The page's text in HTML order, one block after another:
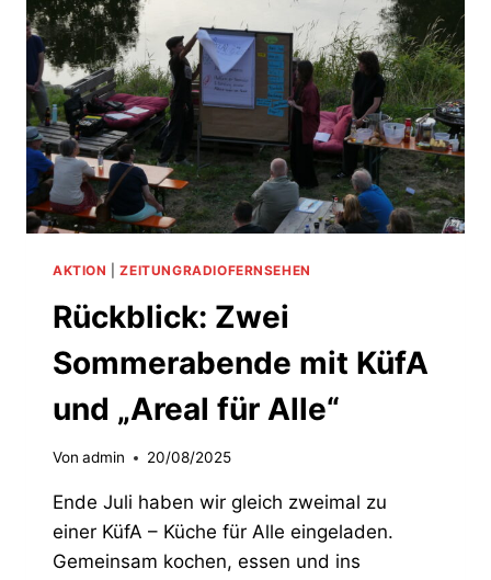
AKTION |ZEITUNGRADIOFERNSEHEN
Rückblick: Zwei
Sommerabende mit KüfA
und „Areal für Alle“
Von admin 20/08/2025
Ende Juli haben wir gleich zweimal zu
einer KüfA – Küche für Alle eingeladen.
Gemeinsam kochen, essen und ins